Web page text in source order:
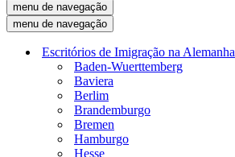
menu de navegação
menu de navegação
Escritórios de Imigração na Alemanha
Baden-Wuerttemberg
Baviera
Berlim
Brandemburgo
Bremen
Hamburgo
Hesse